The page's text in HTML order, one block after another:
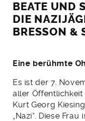
BEATE UND
DIE
BRESSON &
Eine berühmte
Es ist der 7.
aller
Kurt Georg
„Nazi“. Diese